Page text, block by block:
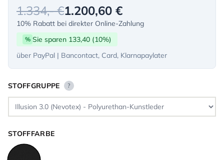
1.334,- €1.200,60 €
10% Rabatt bei direkter Online-Zahlung
% Sie sparen 133,40 (10%)
über PayPal | Bancontact, Card, Klarnapaylater
STOFFGRUPPE ?
STOFFFARBE